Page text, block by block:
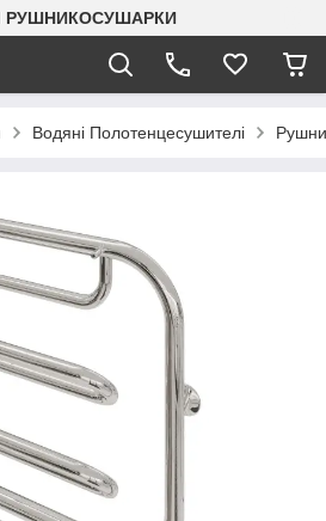
РУШНИКОСУШАРКИ
Водяні Полотенцесушителі